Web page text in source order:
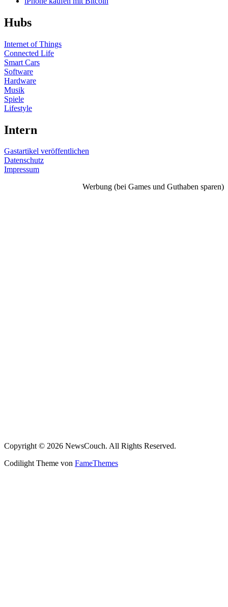
Hubs
Internet of Things
Connected Life
Smart Cars
Software
Hardware
Musik
Spiele
Lifestyle
Intern
Gastartikel veröffentlichen
Datenschutz
Impressum
Werbung (bei Games und Guthaben sparen)
Copyright © 2026 NewsCouch. All Rights Reserved.
Codilight Theme von FameThemes